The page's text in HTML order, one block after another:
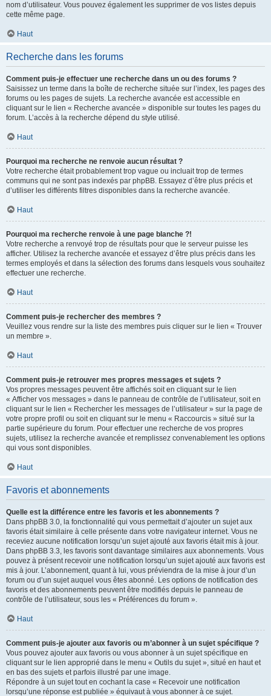
nom d’utilisateur. Vous pouvez également les supprimer de vos listes depuis
cette même page.
Haut
Recherche dans les forums
Comment puis-je effectuer une recherche dans un ou des forums ?
Saisissez un terme dans la boîte de recherche située sur l’index, les pages des
forums ou les pages de sujets. La recherche avancée est accessible en
cliquant sur le lien « Recherche avancée » disponible sur toutes les pages du
forum. L’accès à la recherche dépend du style utilisé.
Haut
Pourquoi ma recherche ne renvoie aucun résultat ?
Votre recherche était probablement trop vague ou incluait trop de termes
communs qui ne sont pas indexés par phpBB. Essayez d’être plus précis et
d’utiliser les différents filtres disponibles dans la recherche avancée.
Haut
Pourquoi ma recherche renvoie à une page blanche ?!
Votre recherche a renvoyé trop de résultats pour que le serveur puisse les
afficher. Utilisez la recherche avancée et essayez d’être plus précis dans les
termes employés et dans la sélection des forums dans lesquels vous souhaitez
effectuer une recherche.
Haut
Comment puis-je rechercher des membres ?
Veuillez vous rendre sur la liste des membres puis cliquer sur le lien « Trouver
un membre ».
Haut
Comment puis-je retrouver mes propres messages et sujets ?
Vos propres messages peuvent être affichés soit en cliquant sur le lien
« Afficher vos messages » dans le panneau de contrôle de l’utilisateur, soit en
cliquant sur le lien « Rechercher les messages de l’utilisateur » sur la page de
votre propre profil ou soit en cliquant sur le menu « Raccourcis » situé sur la
partie supérieure du forum. Pour effectuer une recherche de vos propres
sujets, utilisez la recherche avancée et remplissez convenablement les options
qui vous sont disponibles.
Haut
Favoris et abonnements
Quelle est la différence entre les favoris et les abonnements ?
Dans phpBB 3.0, la fonctionnalité qui vous permettait d’ajouter un sujet aux
favoris était similaire à celle présente dans votre navigateur internet. Vous ne
receviez aucune notification lorsqu’un sujet ajouté aux favoris était mis à jour.
Dans phpBB 3.3, les favoris sont davantage similaires aux abonnements. Vous
pouvez à présent recevoir une notification lorsqu’un sujet ajouté aux favoris est
mis à jour. L’abonnement, quant à lui, vous préviendra de la mise à jour d’un
forum ou d’un sujet auquel vous êtes abonné. Les options de notification des
favoris et des abonnements peuvent être modifiés depuis le panneau de
contrôle de l’utilisateur, sous les « Préférences du forum ».
Haut
Comment puis-je ajouter aux favoris ou m’abonner à un sujet spécifique ?
Vous pouvez ajouter aux favoris ou vous abonner à un sujet spécifique en
cliquant sur le lien approprié dans le menu « Outils du sujet », situé en haut et
en bas des sujets et parfois illustré par une image.
Répondre à un sujet tout en cochant la case « Recevoir une notification
lorsqu’une réponse est publiée » équivaut à vous abonner à ce sujet.